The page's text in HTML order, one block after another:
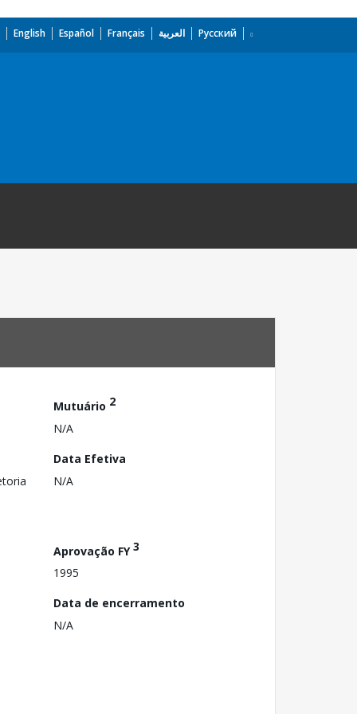
English Español Français العربية Русский
Mutuário 2
N/A
Data Efetiva
N/A
Aprovação FY3
1995
Data de encerramento
N/A